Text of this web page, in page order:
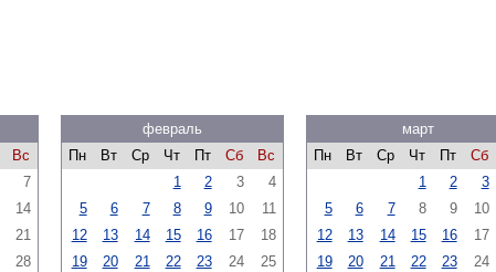
Вс
7
14
21
28
февраль
Пн
Вт Ср Чт Пт Сб
Вс
1
2 3
4
5
6 7 8 9 10
11
12
13 14 15 16 17
18
19
20 21 22 23 24
25
март
Пн
Вт Ср Чт Пт Сб
1
2 3
5
6 7 8 9 10
12
13 14 15 16 17
19
20 21 22 23 24